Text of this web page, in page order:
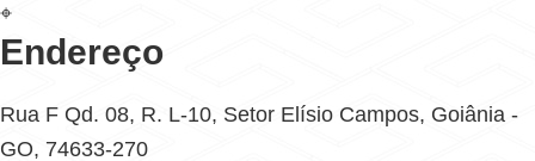
⌖
Endereço
Rua F Qd. 08, R. L-10, Setor Elísio Campos, Goiânia -
GO, 74633-270